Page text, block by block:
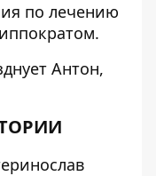
по лечению
Антон,